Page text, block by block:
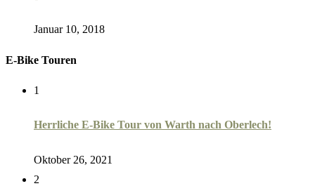
Januar 10, 2018
E-Bike Touren
1
Herrliche E-Bike Tour von Warth nach Oberlech!
Oktober 26, 2021
2